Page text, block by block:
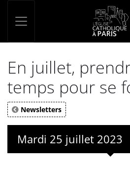
En juillet,
temps pour se
Newsletters
Mardi 25 juillet 2023
Panneau de gestion des cookies